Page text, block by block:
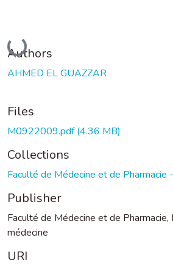
Loading...
Authors
AHMED EL GUAZZAR
Files
M0922009.pdf(4.36 MB)
Collections
Faculté de Médecine et de Pharmacie
Publisher
Faculté de Médecine et de
médecine
URI